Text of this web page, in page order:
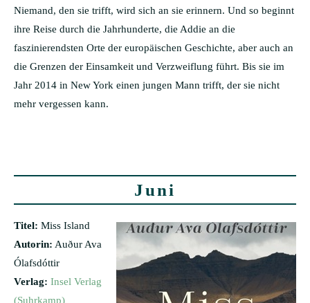
Niemand, den sie trifft, wird sich an sie erinnern. Und so beginnt
ihre Reise durch die Jahrhunderte, die Addie an die
faszinierendsten Orte der europäischen Geschichte, aber auch an
die Grenzen der Einsamkeit und Verzweiflung führt. Bis sie im
Jahr 2014 in New York einen jungen Mann trifft, der sie nicht
mehr vergessen kann.
Juni
Titel: Miss Island
Autorin: Auður Ava
Ólafsdóttir
Verlag: Insel Verlag
(Suhrkamp)